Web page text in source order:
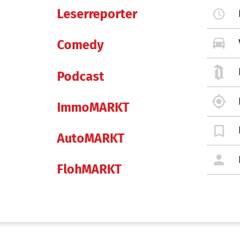
Leserreporter
Comedy
Podcast
ImmoMARKT
AutoMARKT
FlohMARKT